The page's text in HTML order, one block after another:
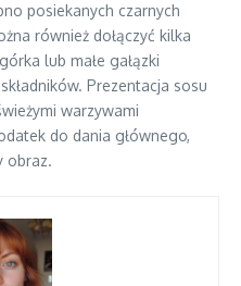
posiekanych czarnych
również dołączyć kilka
lub małe gałązki
Prezentacja sosu
warzywami
do dania głównego,
obraz.